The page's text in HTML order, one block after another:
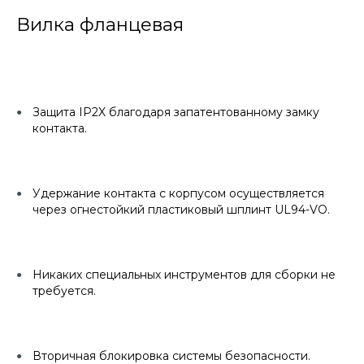
Вилка фланцевая
Защита IP2X благодаря запатентованному замку
контакта.
Удержание контакта с корпусом осуществляется
через огнестойкий пластиковый шплинт UL94-VO.
Никаких специальных инструментов для сборки не
требуется.
Вторичная блокировка системы безопасности.